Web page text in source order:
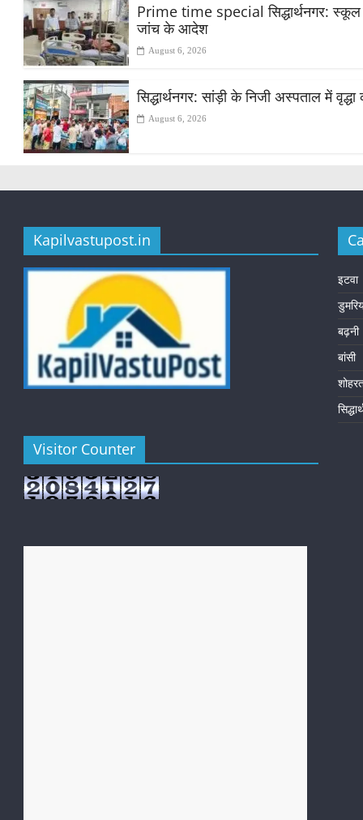
Prime time special सिद्धार्थनगर: स्कूल
जांच के आदेश
August 6, 2026
सिद्धार्थनगर: सांड़ी के निजी अस्पताल में
August 6, 2026
Kapilvastupost.in
Visitor Counter
इटवा
बढ़नी
बांसी